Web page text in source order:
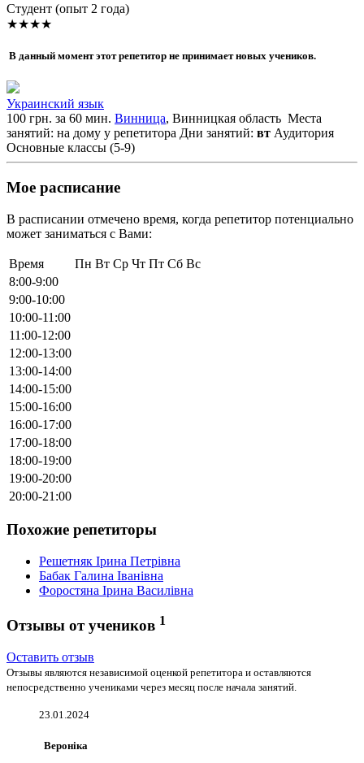
Cтудент (опыт 2 года)
★★★★
В данный момент этот репетитор не принимает новых учеников.
Украинский язык
100 грн. за 60 мин. Винница, Винницкая область Места
занятий: на дому у репетитора Дни занятий: вт Аудитория
Основные классы (5-9)
Мое расписание
В расписании отмечено время, когда репетитор потенциально
может заниматься с Вами:
Время Пн Вт Ср Чт Пт Сб Вс
8:00-9:00
9:00-10:00
10:00-11:00
11:00-12:00
12:00-13:00
13:00-14:00
14:00-15:00
15:00-16:00
16:00-17:00
17:00-18:00
18:00-19:00
19:00-20:00
20:00-21:00
Похожие репетиторы
Решетняк Ірина Петрівна
Бабак Галина Іванівна
Форостяна Ірина Василівна
Отзывы от учеников 1
Оставить отзыв
Отзывы являются независимой оценкой репетитора и оставляются
непосредственно учениками через месяц после начала занятий.
23.01.2024
Вероніка